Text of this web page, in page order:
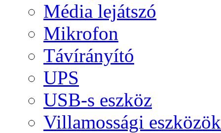
Média lejátszó
Mikrofon
Távírányító
UPS
USB-s eszköz
Villamossági eszközök